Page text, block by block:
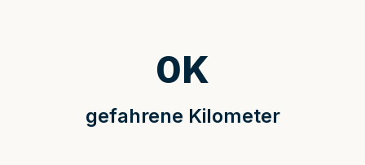
gefahrene Kilometer
0K